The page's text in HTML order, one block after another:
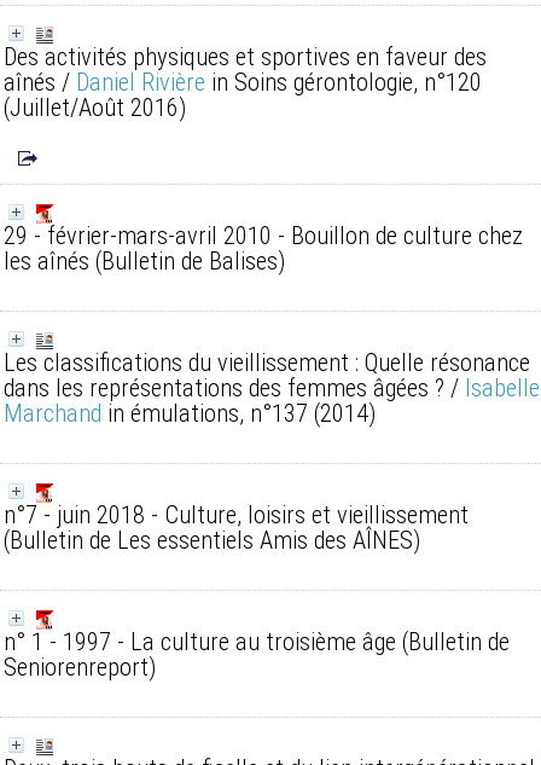
Des activités physiques et sportives en faveur des
aînés / Daniel Rivière in Soins gérontologie, n°120
(Juillet/Août 2016)
29 - février-mars-avril 2010 - Bouillon de culture chez
les aînés (Bulletin de Balises)
Les classifications du vieillissement : Quelle résonance
dans les représentations des femmes âgées ? / Isabelle
Marchand in émulations, n°137 (2014)
n°7 - juin 2018 - Culture, loisirs et vieillissement
(Bulletin de Les essentiels Amis des AÎNES)
n° 1 - 1997 - La culture au troisième âge (Bulletin de
Seniorenreport)